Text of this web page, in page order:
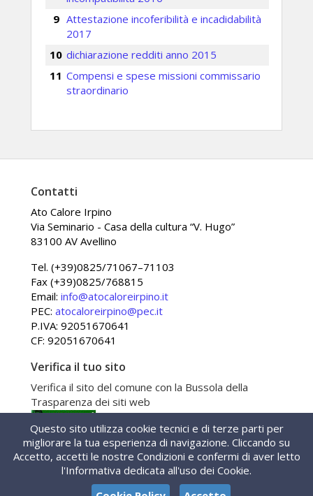
Attestazione incoferibilità e incadidabilità
2017
dichiarazione redditi anno 2015
Compensi e spese missioni commissario
straordinario
Contatti
Ato Calore Irpino
Via Seminario - Casa della cultura “V. Hugo”
83100 AV Avellino
Tel. (+39)0825/71067–71103
Fax (+39)0825/768815
Email: info@atocaloreirpino.it
PEC: atocaloreirpino@pec.it
P.IVA: 92051670641
CF: 92051670641
Verifica il tuo sito
Verifica il sito del comune con la Bussola della
Trasparenza dei siti web
Visite:111810
Portale realizzato da Gaspari Web
Questo sito utilizza cookie tecnici e di terze parti per
migliorare la tua esperienza di navigazione. Cliccando su
Accetto, accetti le nostre Condizioni e confermi di aver letto
l'Informativa dedicata all'uso dei Cookie.